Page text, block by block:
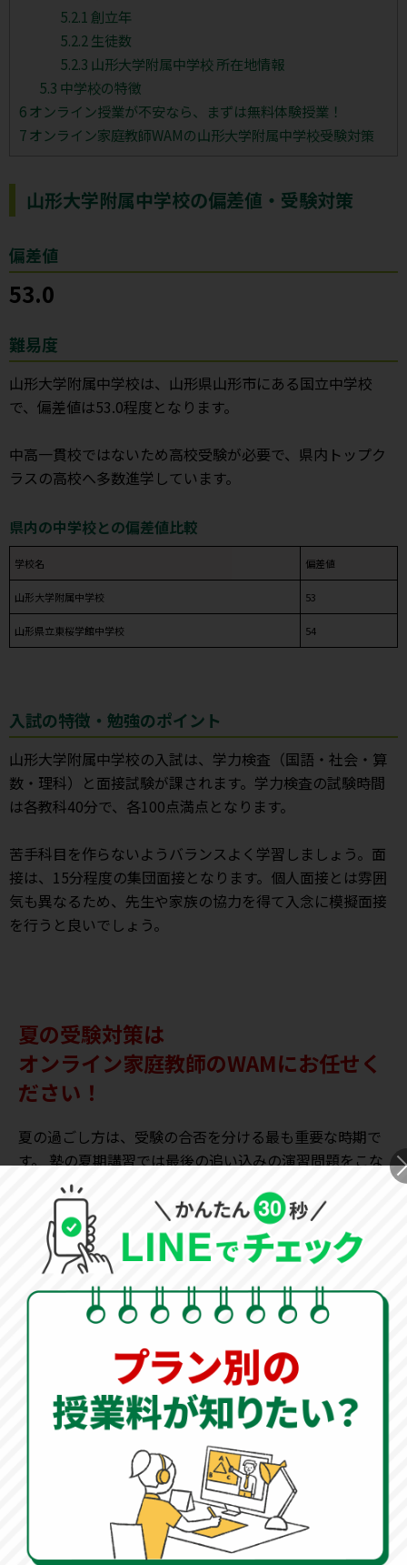
5.2.1 創立年
5.2.2 生徒数
5.2.3 山形大学附属中学校 所在地情報
5.3 中学校の特徴
6オンライン授業が不安なら、まずは無料体験授業！
7オンライン家庭教師WAMの山形大学附属中学校受験対策
山形大学附属中学校の偏差値・受験対策
偏差値
53.0
難易度
山形大学附属中学校は、山形県山形市にある国立中学校
で、偏差値は53.0程度となります。
中高一貫校ではないため高校受験が必要で、県内トップク
ラスの高校へ多数進学しています。
県内の中学校との偏差値比較
学校名 偏差値
山形大学附属中学校 53
山形県立東桜学館中学校 54
入試の特徴・勉強のポイント
山形大学附属中学校の入試は、学力検査（国語・社会・算
数・理科）と面接試験が課されます。学力検査の試験時間
は各教科40分で、各100点満点となります。
苦手科目を作らないようバランスよく学習しましょう。面
接は、15分程度の集団面接となります。個人面接とは雰囲
気も異なるため、先生や家族の協力を得て入念に模擬面接
を行うと良いでしょう。
夏の受験対策は
オンライン家庭教師のWAMにお任せく
ださい！
夏の過ごし方は、受験の合否を分ける最も重要な時期で
す。 塾の夏期講習では最後の追い込みの演習問題をこな
す時期です。総合的に復習する時期だからこそ、
イン家庭教師で塾の補完を行い、根本的に理解するため
の取り組みが重要です。
「オンライン家庭教師WAM」 では、指導センターがお子
様の現状をしっかりと分析し、必要なカリキュラムを完
全オーダーメイドで作成します。
夏の学習への取り組み方
ただ闇雲に演習問題をこなすだけでは、成績のブレイク
問題量をこなすことは塾や宿題
に任せ、オンライン家庭教師のWAMでは「根本的にどの
ように解けばいいのか」という本質を指導します。
解き方のアプローチを知るだけで、今後の成績は大きく
変わってきます。